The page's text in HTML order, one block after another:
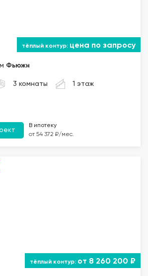
цена по запросу
Фьюжн
3 комнаты 1 этаж
В ипотеку
от 54 372 ₽/мес.
от 8 260 200 ₽